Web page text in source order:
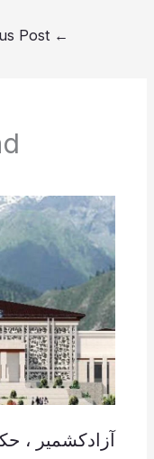
←
آزادکشمیر ،